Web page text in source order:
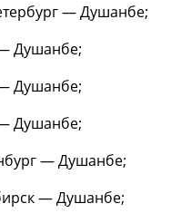
— Душанбе;
Душанбе;
Душанбе;
Душанбе;
— Душанбе;
— Душанбе;